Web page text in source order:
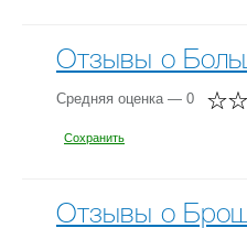
Отзывы о
Средняя оценка — 0
Сохранить
Отзывы о